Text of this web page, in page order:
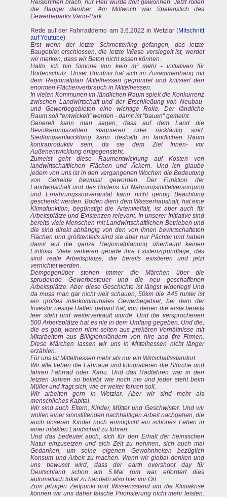
Reiskirchen brach, nur Heu wurde dort gewonnen. Jetzt rollen
die Bagger darüber. Am Mittwoch war Spatenstich des
Gewerbeparks Vario-Park.
Rede auf der Fahrraddemo am 3.6.2022 in Wetzlar (Mitschnitt
auf Youtube)
Erst wenn der letzte Schmetterling gefangen, das letzte
Baugebiet erschlossen, die letzte Wiese versiegelt ist, werdet
wir merken, dass wir Beton nicht essen können.
Hallo, ich bin Simone von kein m² mehr - Initiativen für
Bodenschutz. Unser Bündnis hat sich im Zusammenhang mit
dem Regionalplan Mittelhessen gegründet und kritisiert den
enormen Flächenverbrauch in Mittelhessen.
In vielen Kommunen im ländlichen Raum spielt die Konkurrenz
zwischen Landwirtschaft und der Erschließung von Neubau-
und Gewerbegebieten eine wichtige Rolle. Der ländliche
Raum soll "entwickelt" werden - damit ist "bauen" gemeint.
Generell kann man sagen, dass auf dem Land die
Bevölkerungszahlen stagnieren oder rückläufig sind.
Siedlungsentwicklung kann deshalb im ländlichen Raum
kontraproduktiv sein, da sie dem Ziel Innen- vor
Außenentwicklung entgegensteht.
Zumeist geht diese Raumentwicklung auf Kosten von
landwirtschaftlichen Flächen und Äckern. Und ich glaube
jedem von uns ist in den vergangenen Wochen die Bedeutung
von Getreide bewusst geworden. Der Funktion der
Landwirtschaft und des Bodens für Nahrungsmittelversorgung
und Ernährungssouveränität kann nicht genug Beachtung
geschenkt werden. Boden dient dem Wasserhaushalt, hat eine
Klimafunktion, begünstigt die Artenvielfalt, ist aber auch für
Arbeitsplätze und Existenzen relevant. In unserer Initiative sind
bereits viele Menschen mit Landwirtschaftlichen Betrieben und
die sind direkt abhängig von den von ihnen bewirtschafteten
Flächen und größtenteils sind sie aber nur Pächter und haben
damit auf die ganze Regionalplanung überhaupt keinen
Einfluss. Viele verlieren gerade ihre Existenzgrundlage, das
sind reale Arbeitsplätze, die bereits existieren und jetzt
vernichtet werden.
Demgegenüber stehen immer die Märchen über die
sprudelnde Gewerbesteuer und die neu geschaffenen
Arbeitsplätze. Aber diese Geschichte ist längst widerlegt! Und
da muss man gar nicht weit schauen, 50km die A45 runter ist
ein großes interkommunales Gewerbegebiet, bei dem der
Investor riesige Hallen gebaut hat, von denen die erste bereits
leer steht und weiterverkauft wurde. Und die versprochenen
500 Arbeitsplätze hat es nie in dem Umfang gegeben. Und die,
die es gab, waren nicht selten aus prekären Verhältnisse mit
Mitarbeitern aus Billiglohnländern von hire and fire Firmen.
Diese Märchen lassen wir uns in Mittelhessen nicht länger
erzählen.
Für uns ist Mittelhessen mehr als nur ein Wirtschaftsstandort.
Wir alle lieben die Lahnaue und fotografieren die Störche und
fahren Fahrrad oder Kanu. Und das Radfahren war in den
letzten Jahren so beliebt wie noch nie und jeder steht beim
Müller und fragt sich, wie er weiter fahren soll.
Wir arbeiten gern in Wetzlar. Aber wir sind mehr als
menschliches Kapital.
Wir sind auch Eltern, Kinder, Mütter und Geschwister. Und wir
wollen einer sinnstiftenden nachhaltigen Arbeit nachgehen, die
auch unseren Kinder noch ermöglicht ein schönes Leben in
einer intakten Landschaft zu führen.
Und das bedeutet auch, sich für den Erhalt der heimischen
Natur einzusetzen und sich Zeit zu nehmen, sich auch mal
Gedanken, um seine eigenen Gewohnheiten bezüglich
Konsum und Arbeit zu machen. Wenn wir global denken und
uns bewusst wird, dass der earth overshoot day für
Deutschland schon am 5.Mai rum war, erfordert dies
automatisch lokal zu handeln also hier vor Ort
Zum jetzigen Zeitpunkt und Wissensstand um die Klimakrise
können wir uns daher falsche Priorisierung nicht mehr leisten.